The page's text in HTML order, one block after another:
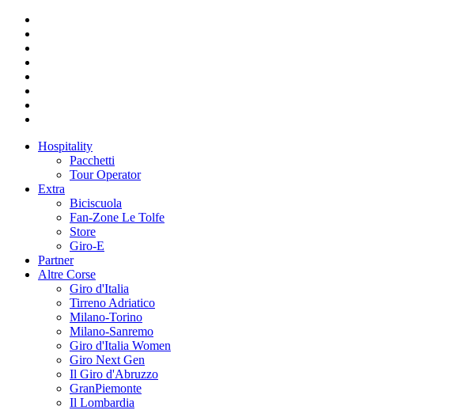
Hospitality
Pacchetti
Tour Operator
Extra
Biciscuola
Fan-Zone Le Tolfe
Store
Giro-E
Partner
Altre Corse
Giro d'Italia
Tirreno Adriatico
Milano-Torino
Milano-Sanremo
Giro d'Italia Women
Giro Next Gen
Il Giro d'Abruzzo
GranPiemonte
Il Lombardia